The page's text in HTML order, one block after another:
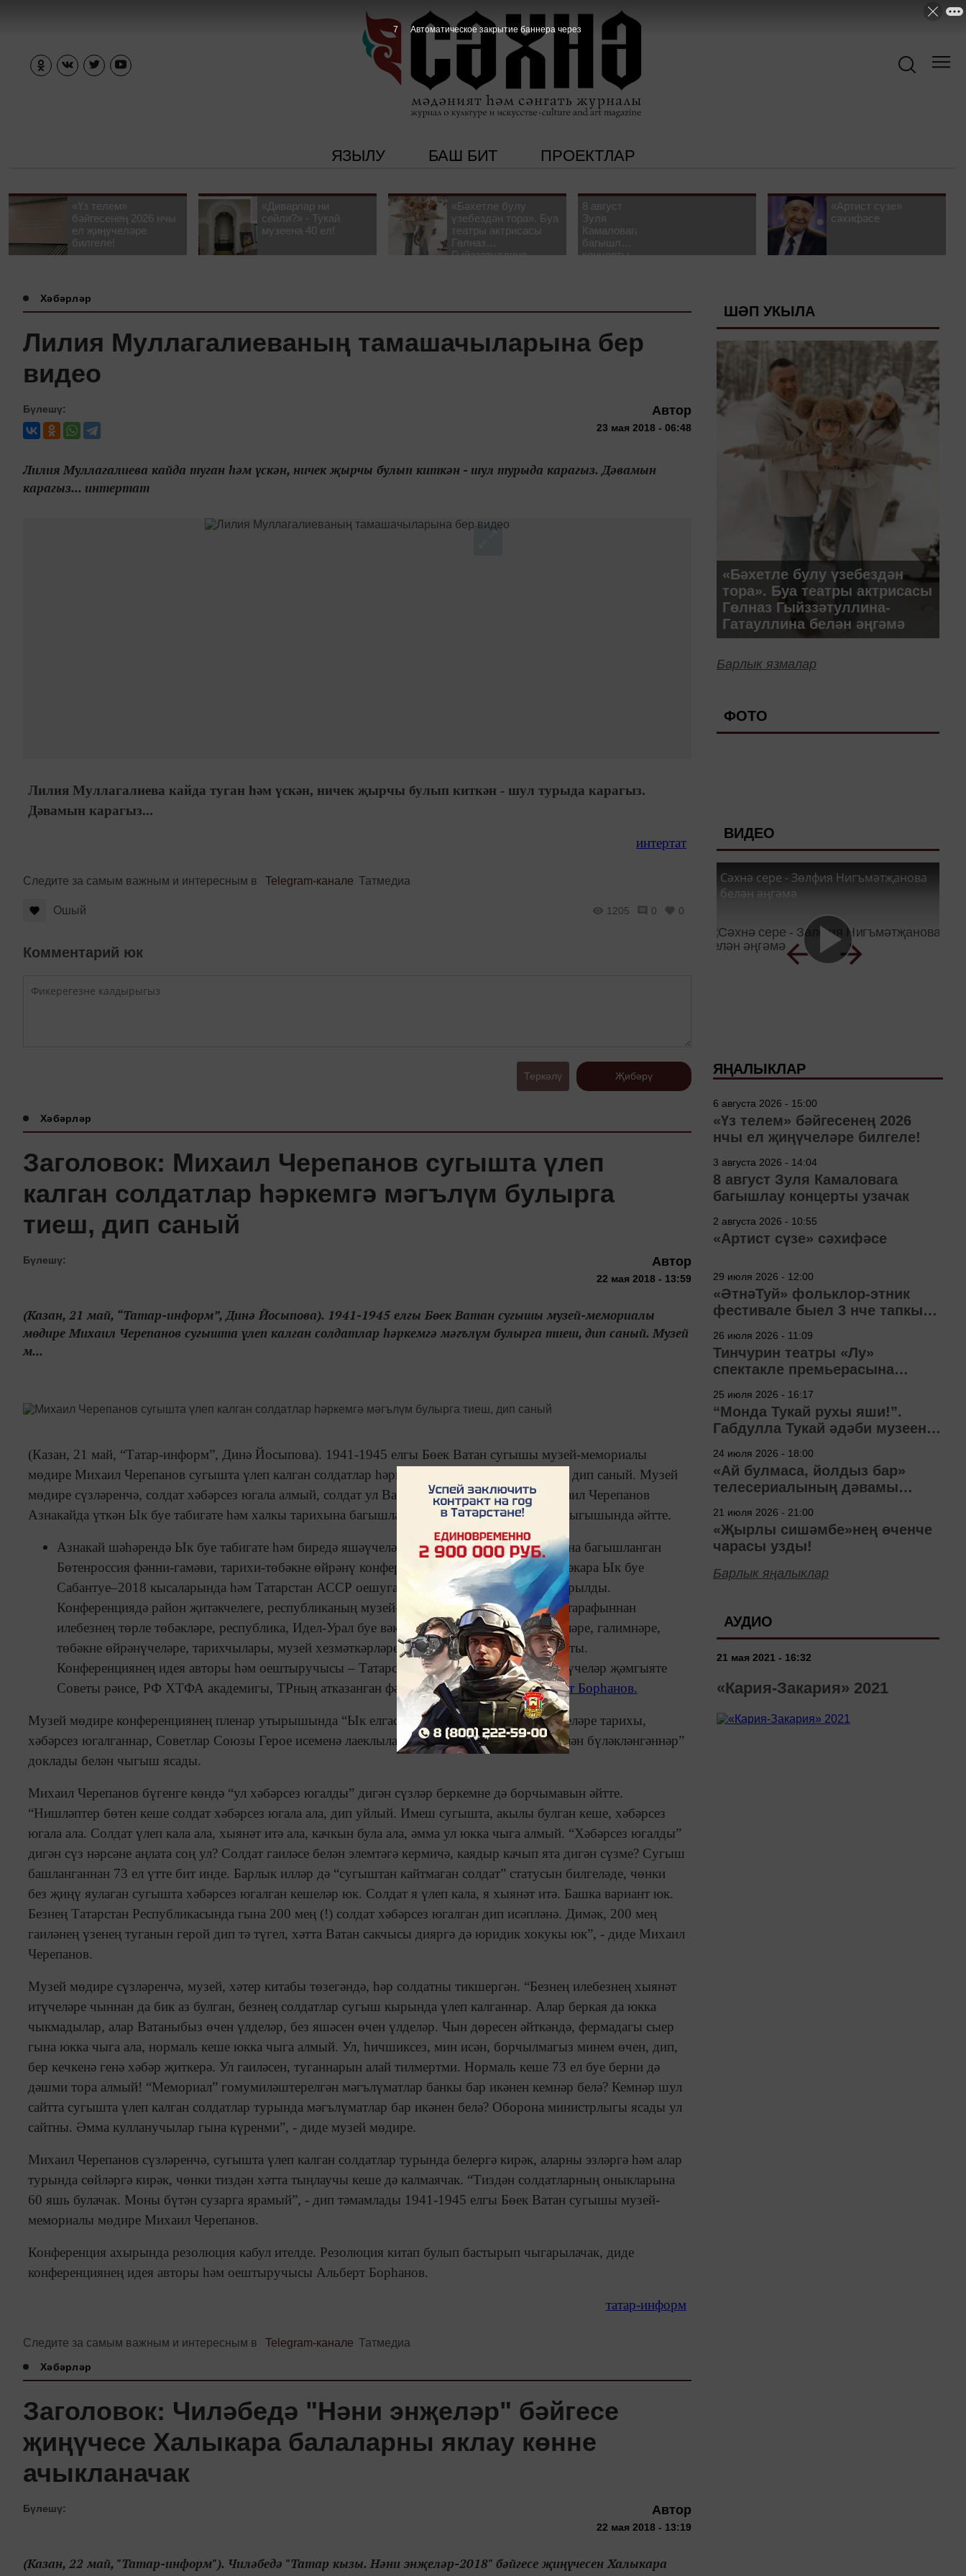
ЯЗЫЛУ БАШ БИТ ПРОЕКТЛАР
«Үз телем»
бәйгесенең 2026 нчы
ел җиңүчеләре
билгеле!
«Диварлар ни
сөйли?» - Тукай
музеена 40 ел!
«Бәхетле булу
үзебездән тора». Буа
театры актрисасы
Гөлназ
Гыйззәтуллина-
8 август
Зуля
Камаловага
багышлау
концерты
«Артист сүзе»
сәхифәсе
Хәбәрләр
Лилия Муллагалиеваның тамашачыларына бер
видео
Бүлешү: Автор
23 мая 2018 - 06:48
Лилия Муллагалиева кайда туган һәм үскән, ничек җырчы булып киткән - шул турыда карагыз. Дәвамын
карагыз... интертат
Лилия Муллагалиева кайда туган һәм үскән, ничек җырчы булып киткән - шул турыда карагыз.
Дәвамын карагыз...
интертат
Следите за самым важным и интересным в Telegram-канале Татмедиа
Ошый 1205 0 0
Комментарий юк
Теркәлү Җибәрү
Хәбәрләр
Заголовок: Михаил Черепанов сугышта үлеп
калган солдатлар һәркемгә мәгълүм булырга
тиеш, дип саный
Бүлешү: Автор
22 мая 2018 - 13:59
(Казан, 21 май, “Татар-информ”, Динә Йосыпова). 1941-1945 елгы Бөек Ватан сугышы музей-мемориалы
мөдире Михаил Черепанов сугышта үлеп калган солдатлар һәркемгә мәгълүм булырга тиеш, дип саный. Музей
м...
(Казан, 21 май, “Татар-информ”, Динә Йосыпова). 1941-1945 елгы Бөек Ватан сугышы музей-мемориалы
мөдире Михаил Черепанов сугышта үлеп калган солдатлар һәркемгә мәгълүм булырга тиеш, дип саный. Музей
мөдире сүзләренчә, солдат хәбәрсез югала алмый, солдат ул Ватаны өчен үлә. Бу хакта Михаил Черепанов
Азнакайда үткән Ык буе табигате һәм халкы тарихына багышланган конференциядә ясаган чыгышында әйтте.
Азнакай шәһәрендә Ык буе табигате һәм биредә яшәүчеләрнең тарихына, хәзерге чорына багышланган
Бөтенроссия фәнни-гамәви, тарихи-төбәкне өйрәнү конференциясе узды. Ул икенче төбәкара Ык буе
Сабантуе–2018 кысаларында һәм Татарстан АССР оешуга 100 ел тулу уңаеннан оештырылды.
Конференциядә район җитәкчелеге, республиканың музей-төбәкне өйрәнү берләшмәсе тарафыннан
илебезнең төрле төбәкләре, республика, Идел-Урал буе вәкилләре, иҗтимагый эшмәкәрләре, галимнәре,
төбәкне өйрәнүчеләре, тарихчылары, музей хезмәткәрләре, мөгаллим-белгечләр катнашты.
Конференциянең идея авторы һәм оештыручысы – Татарстанның төбәк тарихын өйрәнүчеләр җәмгыяте
Советы рәисе, РФ ХТФА академигы, ТРның атказанган фән эшлеклесетарихчы Альберт Борһанов.
Музей мөдире конференциянең пленар утырышында “Ык елгасы бассейны регионнары кешеләре тарихы,
хәбәрсез югалганнар, Советлар Союзы Герое исеменә лаеклылар һәм үлгәннән соң орден белән бүләкләнгәннәр”
доклады белән чыгыш ясады.
Михаил Черепанов бүгенге көндә “ул хәбәрсез югалды” дигән сүзләр беркемне дә борчымавын әйтте.
“Нишләптер бөтен кеше солдат хәбәрсез югала ала, дип уйлый. Имеш сугышта, акылы булган кеше, хәбәрсез
югала ала. Солдат үлеп кала ала, хыянәт итә ала, качкын була ала, әмма ул юкка чыга алмый. “Хәбәрсез югалды”
дигән сүз нәрсәне аңлата соң ул? Солдат гаиләсе белән элемтәгә кермичә, каядыр качып ята дигән сүзме? Сугыш
башланганнан 73 ел үтте бит инде. Барлык илләр дә “сугыштан кайтмаган солдат” статусын билгеләде, чөнки
без җиңү яулаган сугышта хәбәрсез югалган кешеләр юк. Солдат я үлеп кала, я хыянәт итә. Башка вариант юк.
Безнең Татарстан Республикасында гына 200 мең (!) солдат хәбәрсез югалган дип исәпләнә. Димәк, 200 мең
гаиләнең үзенең туганын герой дип тә түгел, хәтта Ватан сакчысы дияргә дә юридик хокукы юк”, - диде Михаил
Черепанов.
Музей мөдире сүзләренчә, музей, хәтер китабы төзегәндә, һәр солдатны тикшергән. “Безнең илебезнең хыянәт
итүчеләре чыннан да бик аз булган, безнең солдатлар сугыш кырында үлеп калганнар. Алар беркая да юкка
чыкмадылар, алар Ватаныбыз өчен үлделәр, без яшәсен өчен үлделәр. Чын дөресен әйткәндә, фермадагы сыер
гына юкка чыга ала, нормаль кеше юкка чыга алмый. Ул, һичшиксез, мин исән, борчылмагыз минем өчен, дип,
бер кечкенә генә хәбәр җиткерә. Ул гаиләсен, туганнарын алай тилмертми. Нормаль кеше 73 ел буе берни дә
дәшми тора алмый! “Мемориал” гомумиләштерелгән мәгълүматлар банкы бар икәнен кемнәр белә? Кемнәр шул
сайтта сугышта үлеп калган солдатлар турында мәгълүматлар бар икәнен белә? Оборона министрлыгы ясады ул
сайтны. Әмма кулланучылар гына күренми”, - диде музей мөдире.
Михаил Черепанов сүзләренчә, сугышта үлеп калган солдатлар турында белергә кирәк, аларны эзләргә һәм алар
турында сөйләргә кирәк, чөнки тиздән хәтта тыңлаучы кеше дә калмаячак. “Тиздән солдатларның оныкларына
60 яшь булачак. Моны бүтән сузарга ярамый”, - дип тәмамлады 1941-1945 елгы Бөек Ватан сугышы музей-
мемориалы мөдире Михаил Черепанов.
Конференция ахырында резолюция кабул ителде. Резолюция китап булып бастырып чыгарылачак, диде
конференциянең идея авторы һәм оештыручысы Альберт Борһанов.
татар-информ
Следите за самым важным и интересным в Telegram-канале Татмедиа
Хәбәрләр
Заголовок: Чиләбедә "Нәни энҗеләр" бәйгесе
җиңүчесе Халыкара балаларны яклау көнне
ачыкланачак
Бүлешү: Автор
22 мая 2018 - 13:19
(Казан, 22 май, "Татар-информ"). Чиләбедә "Татар кызы. Нәни энҗеләр-2018" бәйгесе җиңүчесен Халыкара
ШӘП УКЫЛА
«Бәхетле булу үзебездән
тора». Буа театры актрисасы
Гөлназ Гыйззәтуллина-
Гатауллина белән әңгәмә
Барлык язмалар
ФОТО
ВИДЕО
Сәхнә сере - Зөлфия Нигъмәтҗанова
белән әңгәмә
ЯҢАЛЫКЛАР
6 августа 2026 - 15:00
«Үз телем» бәйгесенең 2026
нчы ел җиңүчеләре билгеле!
3 августа 2026 - 14:04
8 август Зуля Камаловага
багышлау концерты узачак
2 августа 2026 - 10:55
«Артист сүзе» сәхифәсе
29 июля 2026 - 12:00
«ӘтнәТуй» фольклор-этник
фестивале быел 3 нче тапкыр
26 июля 2026 - 11:09
Тинчурин театры «Лу»
спектакле премьерасына
25 июля 2026 - 16:17
“Монда Тукай рухы яши!”.
Габдулла Тукай әдәби музеена
24 июля 2026 - 18:00
«Ай булмаса, йолдыз бар»
телесериалының дәвамы
21 июля 2026 - 21:00
«Җырлы сишәмбе»нең өченче
чарасы узды!
Барлык яңалыклар
АУДИО
21 мая 2021 - 16:32
«Кария-Закария» 2021
6 Автоматическое закрытие баннера через